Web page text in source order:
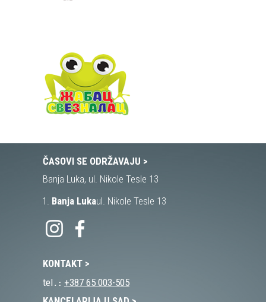
ČASOVI SE ODRŽAVAJU >
Banja Luka, ul. Nikole Tesle 13
Banja Lukaul. Nikole Tesle 13
KONTAKT >
tel․։ +387 65 003-505